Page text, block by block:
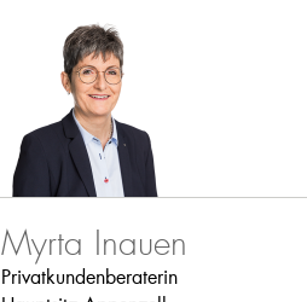
Myrta Inauen
Privatkundenberaterin